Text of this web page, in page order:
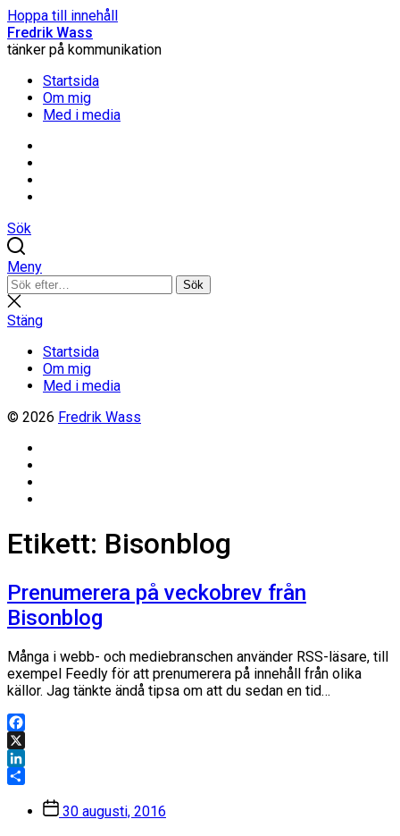
Hoppa till innehåll
Fredrik Wass
tänker på kommunikation
Startsida
Om mig
Med i media
Sök
Meny
Sök
efter:
Sök
Stäng
sökning
Stäng
Startsida
Om mig
Med i media
© 2026 Fredrik Wass
Etikett: Bisonblog
Prenumerera på veckobrev från
Bisonblog
Många i webb- och mediebranschen använder RSS-läsare, till
exempel Feedly för att prenumerera på innehåll från olika
källor. Jag tänkte ändå tipsa om att du sedan en tid…
Facebook
X
LinkedIn
Inläggsdatum
30 augusti, 2016